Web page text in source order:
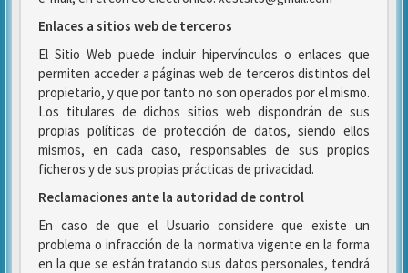
Enlaces a sitios web de terceros
El Sitio Web puede incluir hipervínculos o enlaces que
permiten acceder a páginas web de terceros distintos del
propietario, y que por tanto no son operados por el mismo.
Los titulares de dichos sitios web dispondrán de sus
propias políticas de protección de datos, siendo ellos
mismos, en cada caso, responsables de sus propios
ficheros y de sus propias prácticas de privacidad.
Reclamaciones ante la autoridad de control
En caso de que el Usuario considere que existe un
problema o infracción de la normativa vigente en la forma
en la que se están tratando sus datos personales, tendrá